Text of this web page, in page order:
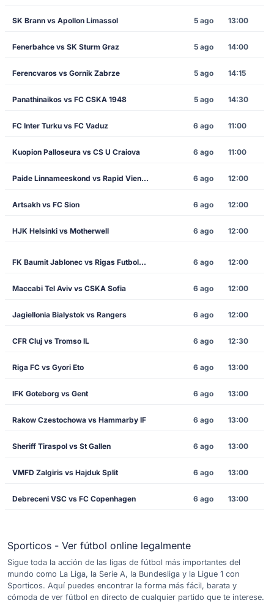
SK Brann vs Apollon Limassol 5 ago 13:00
Fenerbahce vs SK Sturm Graz 5 ago 14:00
Ferencvaros vs Gornik Zabrze 5 ago 14:15
Panathinaikos vs FC CSKA 1948 5 ago 14:30
FC Inter Turku vs FC Vaduz 6 ago 11:00
Kuopion Palloseura vs CS U Craiova 6 ago 11:00
Paide Linnameeskond vs Rapid Vienna 6 ago 12:00
Artsakh vs FC Sion 6 ago 12:00
HJK Helsinki vs Motherwell 6 ago 12:00
FK Baumit Jablonec vs Rigas Futbola Skola 6 ago 12:00
Maccabi Tel Aviv vs CSKA Sofia 6 ago 12:00
Jagiellonia Bialystok vs Rangers 6 ago 12:00
CFR Cluj vs Tromso IL 6 ago 12:30
Riga FC vs Gyori Eto 6 ago 13:00
IFK Goteborg vs Gent 6 ago 13:00
Rakow Czestochowa vs Hammarby IF 6 ago 13:00
Sheriff Tiraspol vs St Gallen 6 ago 13:00
VMFD Zalgiris vs Hajduk Split 6 ago 13:00
Debreceni VSC vs FC Copenhagen 6 ago 13:00
Sporticos - Ver fútbol online legalmente
Sigue toda la acción de las ligas de fútbol más importantes del
mundo como La Liga, la Serie A, la Bundesliga y la Ligue 1 con
Sporticos. Aquí puedes encontrar la forma más fácil, barata y
cómoda de ver fútbol en directo de cualquier partido que te interese.